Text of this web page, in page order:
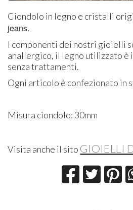
Ciondolo in legno e cristalli
jeans.
I componenti dei nostri gioielli
anallergico, il legno utilizzato è
senza trattamenti.
Ogni articolo è confezionato in
Misura ciondolo: 30mm
Visita anche il sito GIOIELLI